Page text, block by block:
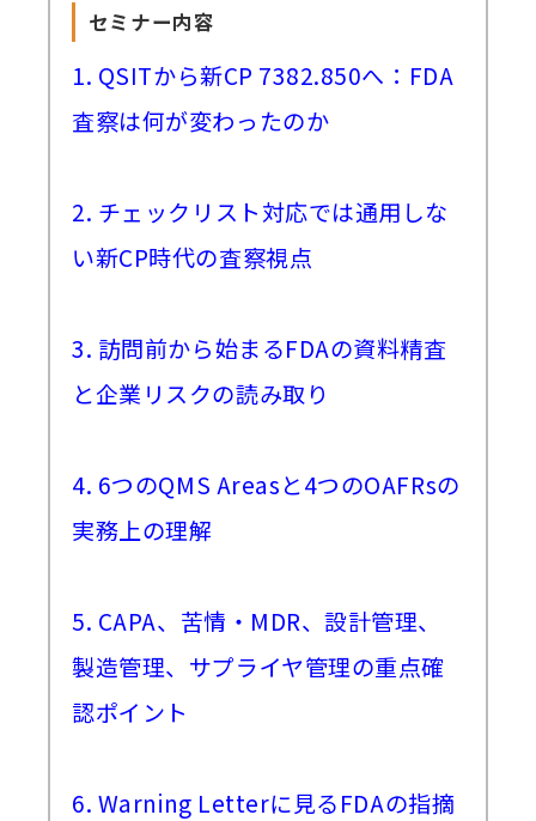
セミナー内容
1. QSITから新CP 7382.850へ：FDA
査察は何が変わったのか
2. チェックリスト対応では通用しな
い新CP時代の査察視点
3. 訪問前から始まるFDAの資料精査
と企業リスクの読み取り
4. 6つのQMS Areasと4つのOAFRsの
実務上の理解
5. CAPA、苦情・MDR、設計管理、
製造管理、サプライヤ管理の重点確
認ポイント
6. Warning Letterに見るFDAの指摘